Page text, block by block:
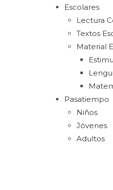
Escolares
Lectura
Textos
Material
Pasatiempo
Niños
Jóvenes
Adultos